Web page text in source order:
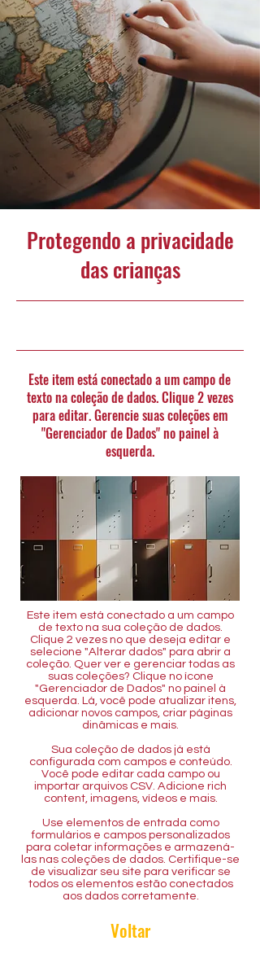
Protegendo a privacidade
das crianças
Este item está conectado a um campo de
texto na coleção de dados. Clique 2 vezes
para editar. Gerencie suas coleções em
"Gerenciador de Dados" no painel à
esquerda.
Este item está conectado a um campo
de texto na sua coleção de dados.
Clique 2 vezes no que deseja editar e
selecione "Alterar dados" para abrir a
coleção. Quer ver e gerenciar todas as
suas coleções? Clique no ícone
"Gerenciador de Dados" no painel à
esquerda. Lá, você pode atualizar itens,
adicionar novos campos, criar páginas
dinâmicas e mais.
Sua coleção de dados já está
configurada com campos e conteúdo.
Você pode editar cada campo ou
importar arquivos CSV. Adicione rich
content, imagens, vídeos e mais.
Use elementos de entrada como
formulários e campos personalizados
para coletar informações e armazená-
las nas coleções de dados. Certifique-se
de visualizar seu site para verificar se
todos os elementos estão conectados
aos dados corretamente.
Voltar